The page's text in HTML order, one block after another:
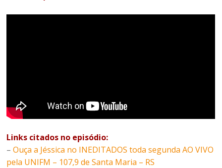
Links citados no episódio:
–Ouça a Jéssica no INEDITADOS toda segunda AO VIVO
pela UNIFM – 107,9 de Santa Maria – RS